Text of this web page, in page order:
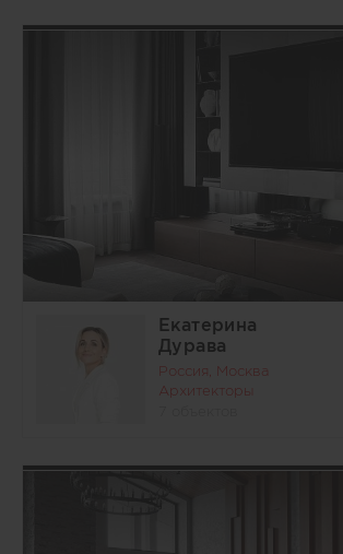
Екатерина
Дурава
Россия, Москва
Архитекторы